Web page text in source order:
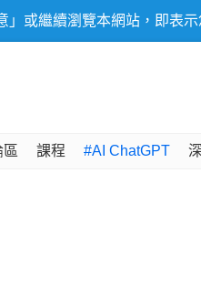
或繼續瀏覽本網站，即表
課程 #AI ChatGPT